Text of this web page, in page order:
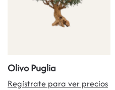
Olivo Puglia
Regístrate para ver precios